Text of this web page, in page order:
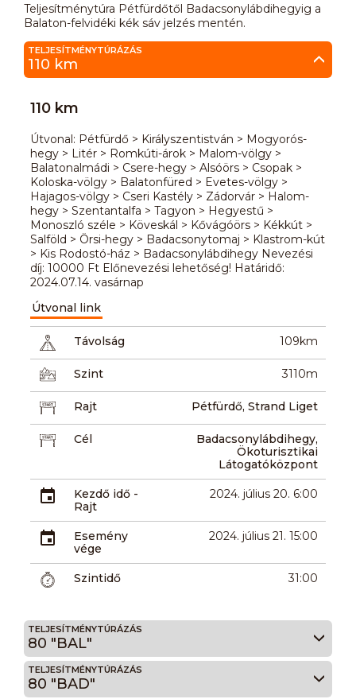
Teljesítménytúra Pétfürdőtől Badacsonylábdihegyig a
Balaton-felvidéki kék sáv jelzés mentén.
TELJESÍTMÉNYTÚRÁZÁS
110 km
110 km
Útvonal: Pétfürdő > Királyszentistván > Mogyorós-
hegy > Litér > Romkúti-árok > Malom-völgy >
Balatonalmádi > Csere-hegy > Alsóörs > Csopak >
Koloska-völgy > Balatonfüred > Evetes-völgy >
Hajagos-völgy > Cseri Kastély > Zádorvár > Halom-
hegy > Szentantalfa > Tagyon > Hegyestű >
Monoszló széle > Köveskál > Kővágóörs > Kékkút >
Salföld > Örsi-hegy > Badacsonytomaj > Klastrom-kút
> Kis Rodostó-ház > Badacsonylábdihegy Nevezési
díj: 10000 Ft Előnevezési lehetőség! Határidő:
2024.07.14. vasárnap
Útvonal link
Távolság 109km
Szint 3110m
Rajt Pétfürdő, Strand Liget
Cél
Badacsonylábdihegy,
Ökoturisztikai
Látogatóközpont
Kezdő idő -
Rajt
2024. július 20. 6:00
Esemény
vége
2024. július 21. 15:00
Szintidő 31:00
TELJESÍTMÉNYTÚRÁZÁS
80 "BAL"
TELJESÍTMÉNYTÚRÁZÁS
80 "BAD"